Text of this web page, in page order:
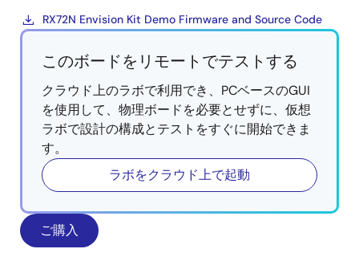
RX72N Envision Kit Demo Firmware and Source Code
このボードをリモートでテストする
クラウド上のラボで利用でき、PCベースのGUI
を使用して、物理ボードを必要とせずに、仮想
ラボで設計の構成とテストをすぐに開始できま
す。
ラボをクラウド上で起動
ご購入